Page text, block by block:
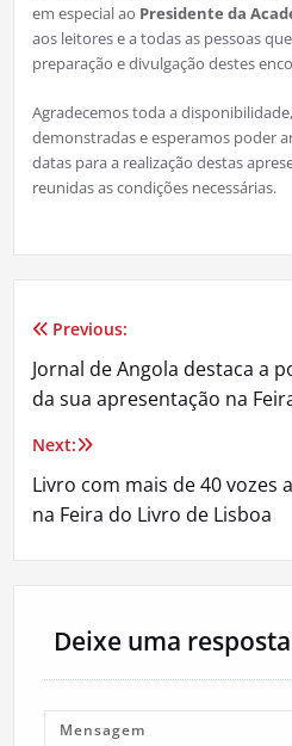
em especial ao Presidente da
aos leitores e a todas as pessoas
preparação e divulgação destes
Agradecemos toda a
demonstradas e esperamos poder
datas para a realização destas
reunidas as condições necessárias.
Navegação
de
artigos
Previous:
Jornal de Angola destaca a
da sua apresentação na
Next:
Livro com mais de 40 vozes
na Feira do Livro de Lisboa
Deixe uma resposta